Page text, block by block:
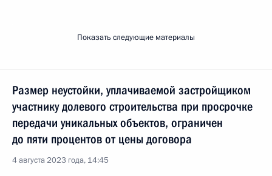
Показать следующие материалы
Размер неустойки, уплачиваемой застройщиком
участнику долевого строительства при просрочке
передачи уникальных объектов, ограничен
до пяти процентов от цены договора
4 августа 2023 года, 14:45